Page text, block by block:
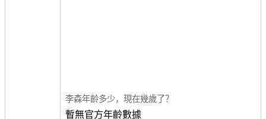
李森年齡多少，現在幾歲了？
暫無官方年齡數據